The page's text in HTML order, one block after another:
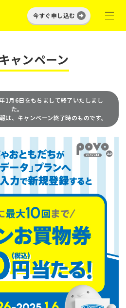
今すぐ申し込む
ャンペーン
1月6日をもちまして終了いたしまし
た。
は、キャンペーン終了時のものです。